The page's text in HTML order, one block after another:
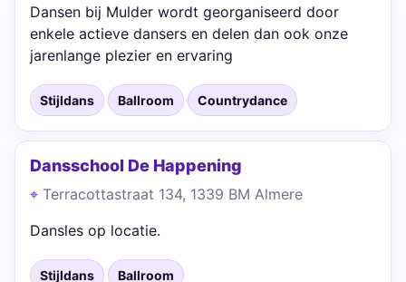
Dansen bij Mulder wordt georganiseerd door
enkele actieve dansers en delen dan ook onze
jarenlange plezier en ervaring
Stijldans Ballroom Countrydance
Dansschool De Happening
Terracottastraat 134, 1339 BM Almere
Dansles op locatie.
Stijldans Ballroom